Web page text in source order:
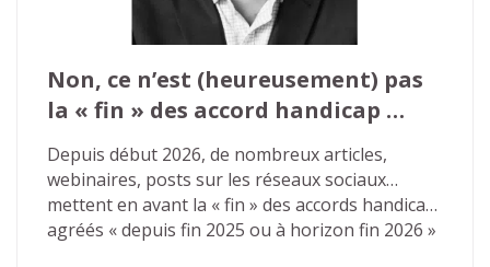
Non, ce n’est (heureusement) pas
la « fin » des accord handicap
agrées
Depuis début 2026, de nombreux articles,
webinaires, posts sur les réseaux sociaux…
mettent en avant la « fin » des accords handicap
agréés « depuis fin 2025 ou à horizon fin 2026 »